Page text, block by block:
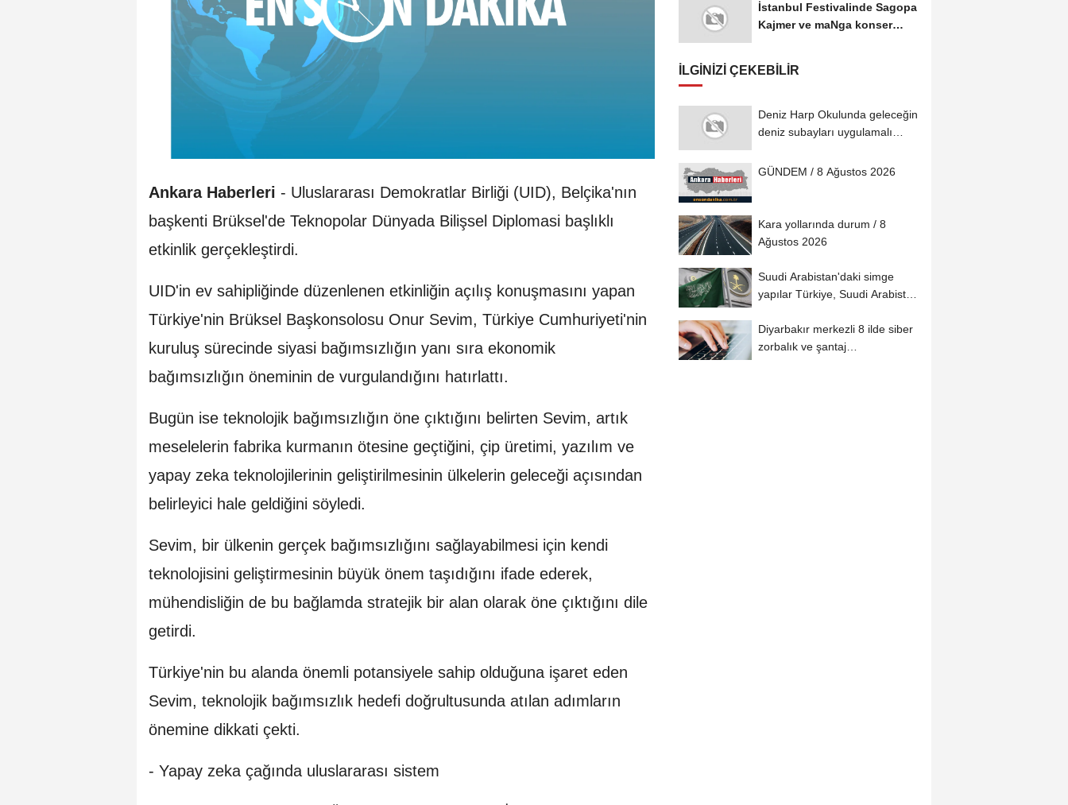
Ankara Haberleri - Uluslararası Demokratlar Birliği (UID), Belçika'nın
başkenti Brüksel'de Teknopolar Dünyada Bilişsel Diplomasi başlıklı
etkinlik gerçekleştirdi.
UID'in ev sahipliğinde düzenlenen etkinliğin açılış konuşmasını yapan
Türkiye'nin Brüksel Başkonsolosu Onur Sevim, Türkiye Cumhuriyeti'nin
kuruluş sürecinde siyasi bağımsızlığın yanı sıra ekonomik
bağımsızlığın öneminin de vurgulandığını hatırlattı.
Bugün ise teknolojik bağımsızlığın öne çıktığını belirten Sevim, artık
meselelerin fabrika kurmanın ötesine geçtiğini, çip üretimi, yazılım ve
yapay zeka teknolojilerinin geliştirilmesinin ülkelerin geleceği açısından
belirleyici hale geldiğini söyledi.
Sevim, bir ülkenin gerçek bağımsızlığını sağlayabilmesi için kendi
teknolojisini geliştirmesinin büyük önem taşıdığını ifade ederek,
mühendisliğin de bu bağlamda stratejik bir alan olarak öne çıktığını dile
getirdi.
Türkiye'nin bu alanda önemli potansiyele sahip olduğuna işaret eden
Sevim, teknolojik bağımsızlık hedefi doğrultusunda atılan adımların
önemine dikkati çekti.
- Yapay zeka çağında uluslararası sistem
İstanbul Festivalinde Sagopa
Kajmer ve maNga konser
İLGINIZI ÇEKEBILIR
Deniz Harp Okulunda geleceğin
deniz subayları uygulamalı
GÜNDEM / 8 Ağustos 2026
Kara yollarında durum / 8
Ağustos 2026
Suudi Arabistan'daki simge
yapılar Türkiye, Suudi Arabistan
Diyarbakır merkezli 8 ilde siber
zorbalık ve şantaj